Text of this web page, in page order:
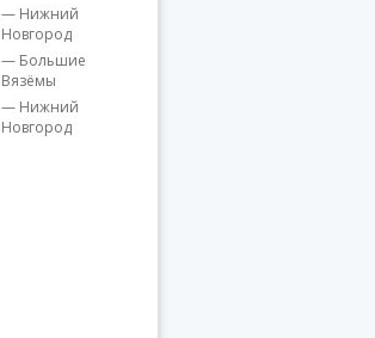
— Нижний
Новгород
— Большие
Вязёмы
— Нижний
Новгород